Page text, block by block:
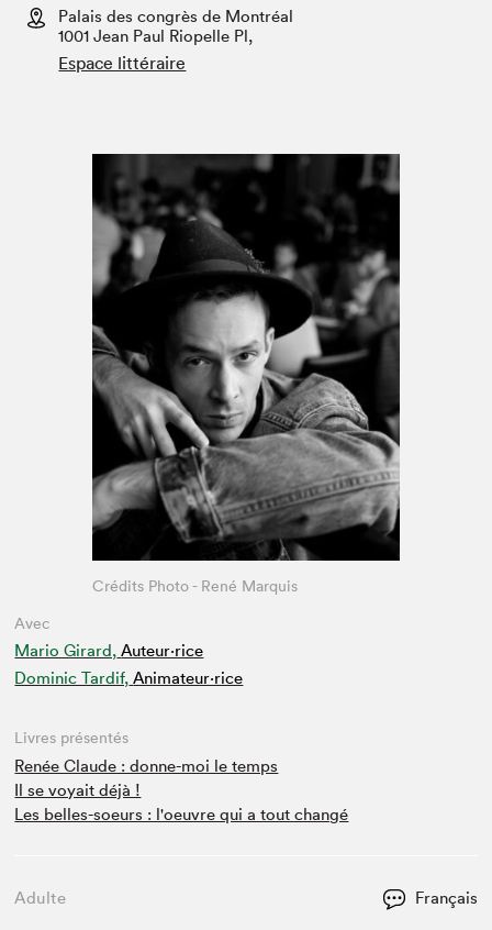
Espace enseignant·e·s
Espace pro
Palais des congrès de Montréal
1001 Jean Paul Riopelle Pl,
Espace littéraire
Avec
Mario Girard, Auteur·rice
Dominic Tardif, Animateur⋅rice
Crédits Photo - René Marquis
Livres présentés
Renée Claude : donne-moi le temps
Il se voyait déjà !
Les belles-soeurs : l'oeuvre qui a tout changé
Adulte Français